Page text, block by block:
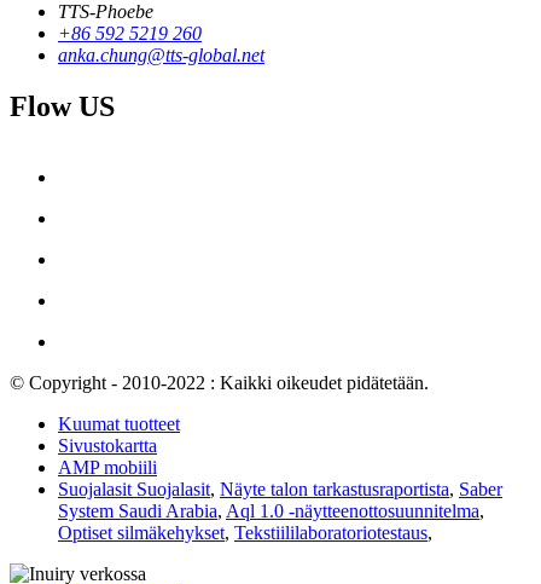
TTS-Phoebe
+86 592 5219 260
anka.chung@tts-global.net
Flow US
© Copyright - 2010-2022 : Kaikki oikeudet pidätetään.
Kuumat tuotteet
Sivustokartta
AMP mobiili
Suojalasit Suojalasit, Näyte talon tarkastusraportista, Saber
System Saudi Arabia, Aql 1.0 -näytteenottosuunnitelma,
Optiset silmäkehykset, Tekstiililaboratoriotestaus,